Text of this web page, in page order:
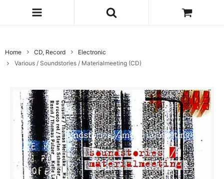
Home CD, Record
Electronic
Various / Soundstories / Materialmeeting (CD)